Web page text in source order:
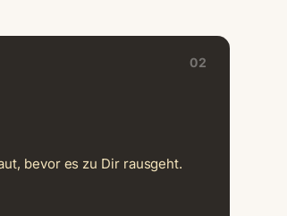
02
bevor es zu Dir rausgeht.